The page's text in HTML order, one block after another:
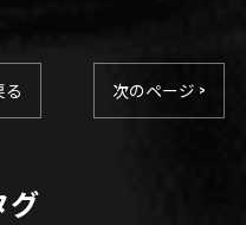
る 次のページ >
グ